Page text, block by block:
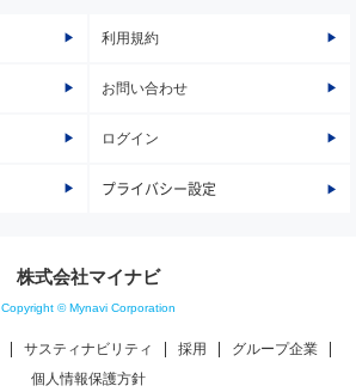
利用規約
お問い合わせ
ログイン
プライバシー設定
株式会社マイナビ
Copyright © Mynavi Corporation
サスティナビリティ 採用
グループ企業
個人情報保護方針